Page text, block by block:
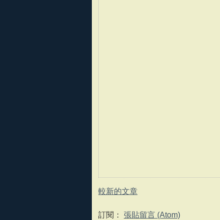
較新的文章
訂閱： 張貼留言 (Atom)